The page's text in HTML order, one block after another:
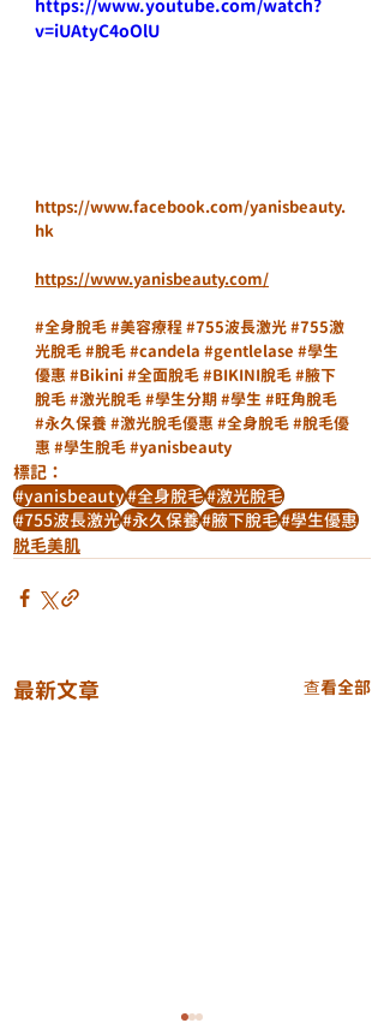
https://www.youtube.com/watch?
v=iUAtyC4oOlU
https://www.facebook.com/yanisbeauty.
hk
https://www.yanisbeauty.com/
#全身脫毛#美容療程#755波長激光#755激
光脫毛#脫毛#candela #gentlelase #學生
優惠 #Bikini #全面脫毛#BIKINI脫毛#腋下
脫毛#激光脫毛#學生分期#學生#旺角脫毛
#永久保養#激光脫毛優惠 #全身脫毛#脫毛優
惠 #學生脫毛#yanisbeauty
標記：
#yanisbeauty#全身脫毛#激光脫毛
#755波長激光#永久保養#腋下脫毛#學生優惠
脱毛美肌
最新文章 查看全部